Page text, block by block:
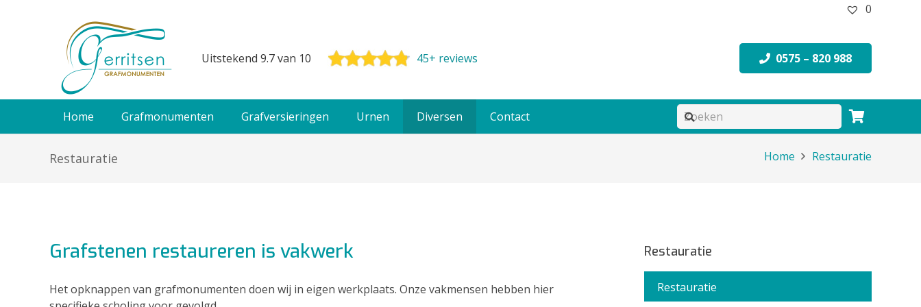
0
Uitstekend 9.7 van 10 45+ reviews 0575 – 820 988
Home Grafmonumenten Grafversieringen Urnen Diversen Contact
Restauratie Home Restauratie
Grafstenen restaureren is vakwerk
Het opknappen van grafmonumenten doen wij in eigen werkplaats. Onze vakmensen hebben hier
Restauratie
Restauratie